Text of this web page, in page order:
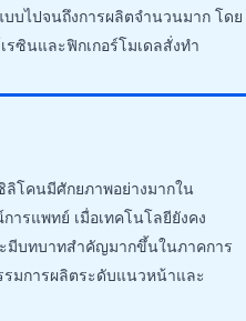
ไปจนถึงการผลิตจำนวนมาก โดย
รซินและฟิกเกอร์โมเดลสั่งทำ
โคนมีศักยภาพอย่างมากใน
รแพทย์ เมื่อเทคโนโลยียังคง
มีบทบาทสำคัญมากขึ้นในภาคการ
รมการผลิตระดับแนวหน้าและ